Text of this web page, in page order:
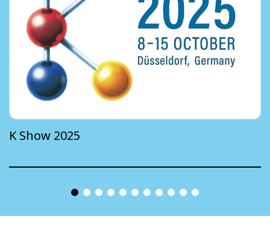
K Show 2025